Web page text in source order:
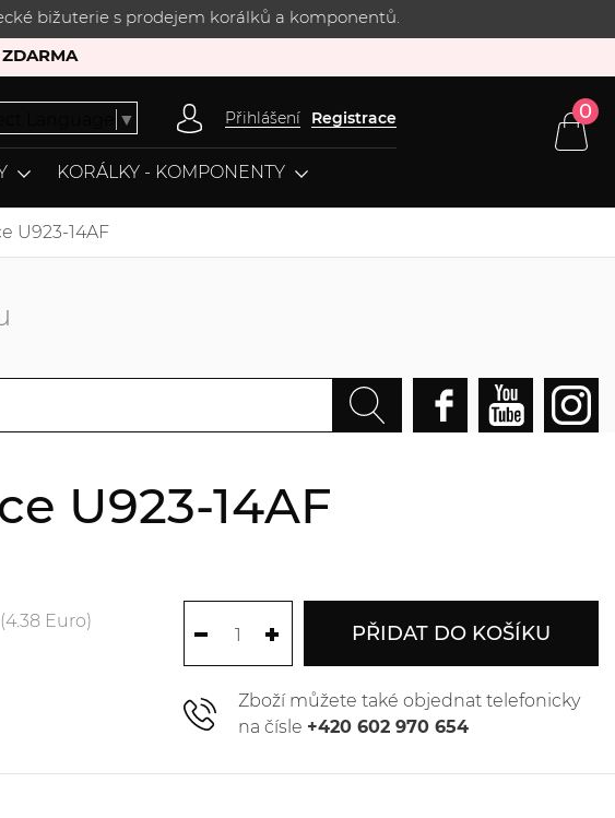
bižuterie s prodejem korálků a komponentů.
▼ Přihlášení Registrace 0
KORÁLKY - KOMPONENTY
U923-14AF
U923-14AF
(4.38 Euro)
PŘIDAT DO KOŠÍKU
Zboží můžete také objednat telefonicky
na čísle +420 602 970 654